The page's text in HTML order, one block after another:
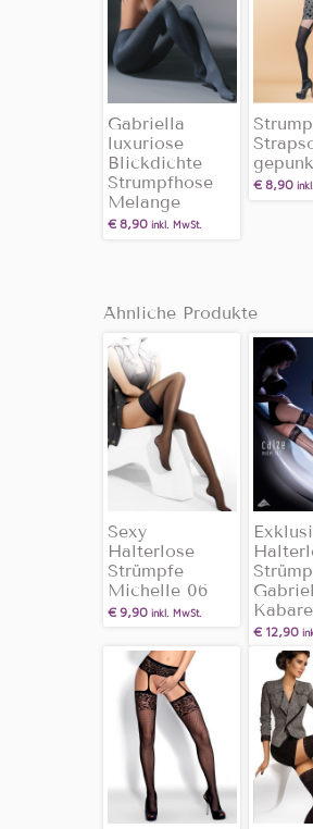
Gabriella
luxuriose
Blickdichte
Strumpfhose
Melange
€8,90 inkl. MwSt.
€8,90
Ähnliche Produkte
Sexy
Halterlose
Strümpfe
Michelle 06
€9,90 inkl. MwSt.
€12,90